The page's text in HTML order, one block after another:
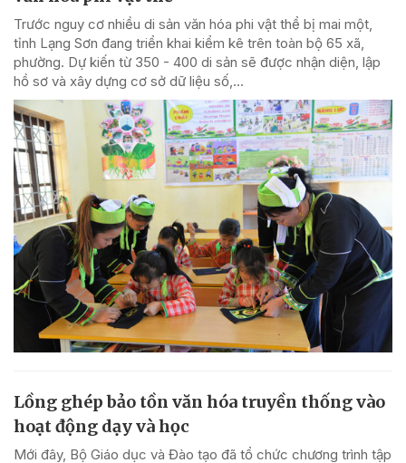
Trước nguy cơ nhiều di sản văn hóa phi vật thể bị mai một,
tỉnh Lạng Sơn đang triển khai kiểm kê trên toàn bộ 65 xã,
phường. Dự kiến từ 350 - 400 di sản sẽ được nhận diện, lập
hồ sơ và xây dựng cơ sở dữ liệu số,...
Lồng ghép bảo tồn văn hóa truyền thống vào
hoạt động dạy và học
Mới đây, Bộ Giáo dục và Đào tạo đã tổ chức chương trình tập